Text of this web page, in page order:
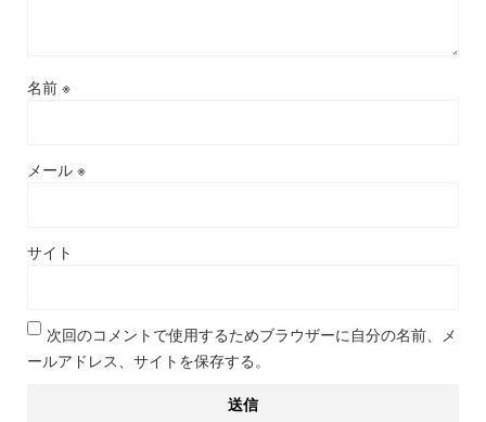
名前 ※
メール ※
サイト
次回のコメントで使用するためブラウザーに自分の名前、メ
ールアドレス、サイトを保存する。